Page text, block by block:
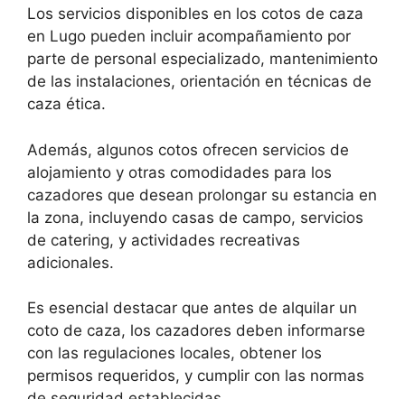
Los servicios disponibles en los cotos de caza
en Lugo pueden incluir acompañamiento por
parte de personal especializado, mantenimiento
de las instalaciones, orientación en técnicas de
caza ética.
Además, algunos cotos ofrecen servicios de
alojamiento y otras comodidades para los
cazadores que desean prolongar su estancia en
la zona, incluyendo casas de campo, servicios
de catering, y actividades recreativas
adicionales.
Es esencial destacar que antes de alquilar un
coto de caza, los cazadores deben informarse
con las regulaciones locales, obtener los
permisos requeridos, y cumplir con las normas